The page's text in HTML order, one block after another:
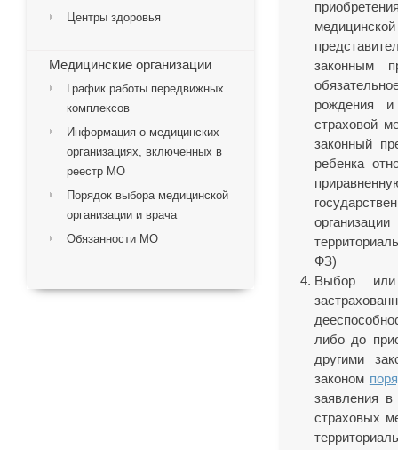
Центры здоровья
Медицинские организации
График работы передвижных
комплексов
Информация о медицинских
организациях, включенных в
реестр МО
Порядок выбора медицинской
организации и врача
Обязанности МО
законным
рождения и
страховой
законный
ребенка
ФЗ)
Выбор или
либо до
другими
законом
заявления
страховых